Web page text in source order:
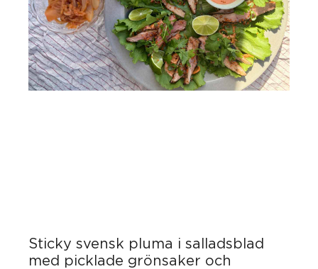
Sticky svensk pluma i salladsblad
med picklade grönsaker och